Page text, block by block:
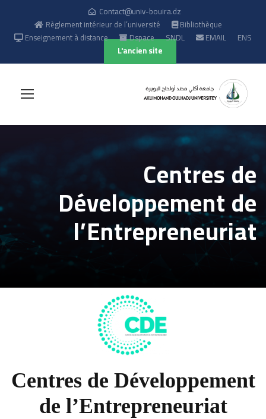
Contact@univ-bouira.dz
Règlement intérieur de l’université
Bibliothèque
Enseignement à distance
Dspace SNDL EMAIL
ENS
L'ancien site
Centres de
Développement de
l’Entrepreneuriat
Centres de Développement
de l’Entrepreneuriat